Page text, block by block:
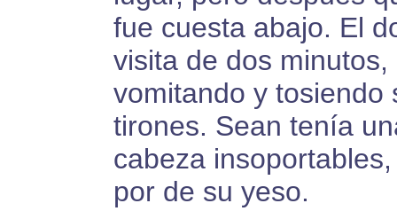
fue cuesta abajo. El
visita de dos
vomitando y tosiendo
tirones. Sean tenía
cabeza
por de su yeso.